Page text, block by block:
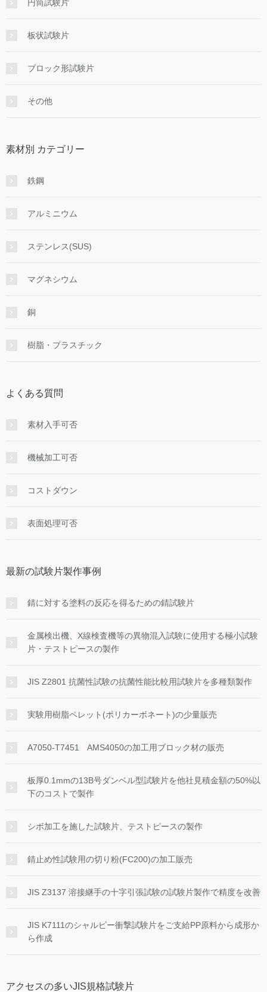
円筒試験片
板状試験片
ブロック形試験片
その他
素材別 カテゴリー
鉄鋼
アルミニウム
ステンレス(SUS)
マグネシウム
銅
樹脂・プラスチック
よくある質問
素材入手可否
機械加工可否
コストダウン
表面処理可否
最新の試験片製作事例
錆に対する塗料の反応を得るための錆試験片
金属検出機、X線検査機等の異物混入試験に使用する極小試験
片・テストピースの製作
JIS Z2801 抗菌性試験の抗菌性能比較用試験片を多種類製作
実験用樹脂ペレット(ポリカーボネート)の少量販売
A7050-T7451 AMS4050の加工用ブロック材の販売
板厚0.1mmの13B号ダンベル型試験片を他社見積金額の50%以
下のコストで製作
シボ加工を施した試験片、テストピースの製作
錆止め性試験用の切り粉(FC200)の加工販売
JIS Z3137 溶接継手の十字引張試験の試験片製作で精度を改善
JIS K7111のシャルピー衝撃試験片をご支給PP原料から成形か
ら作成
アクセスの多いJIS規格試験片